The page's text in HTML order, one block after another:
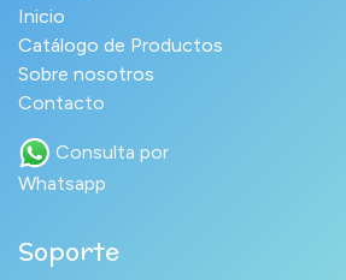
Inicio
Catálogo de Productos
Sobre nosotros
Contacto
Consulta por
Whatsapp
Soporte